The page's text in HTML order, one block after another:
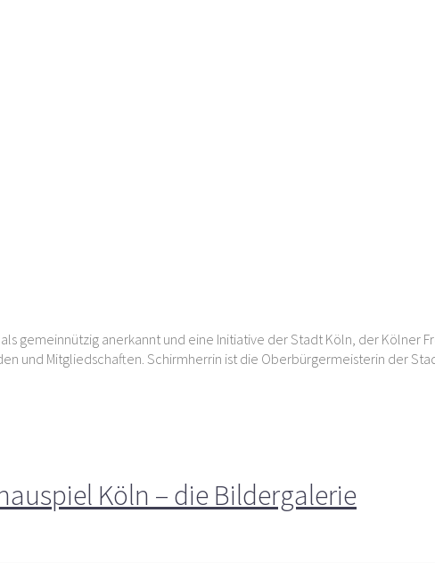
gemeinnützig anerkannt und eine Initiative der Stadt Köln, der Kölner
und Mitgliedschaften. Schirmherrin ist die Oberbürgermeisterin der
Köln – die Bildergalerie